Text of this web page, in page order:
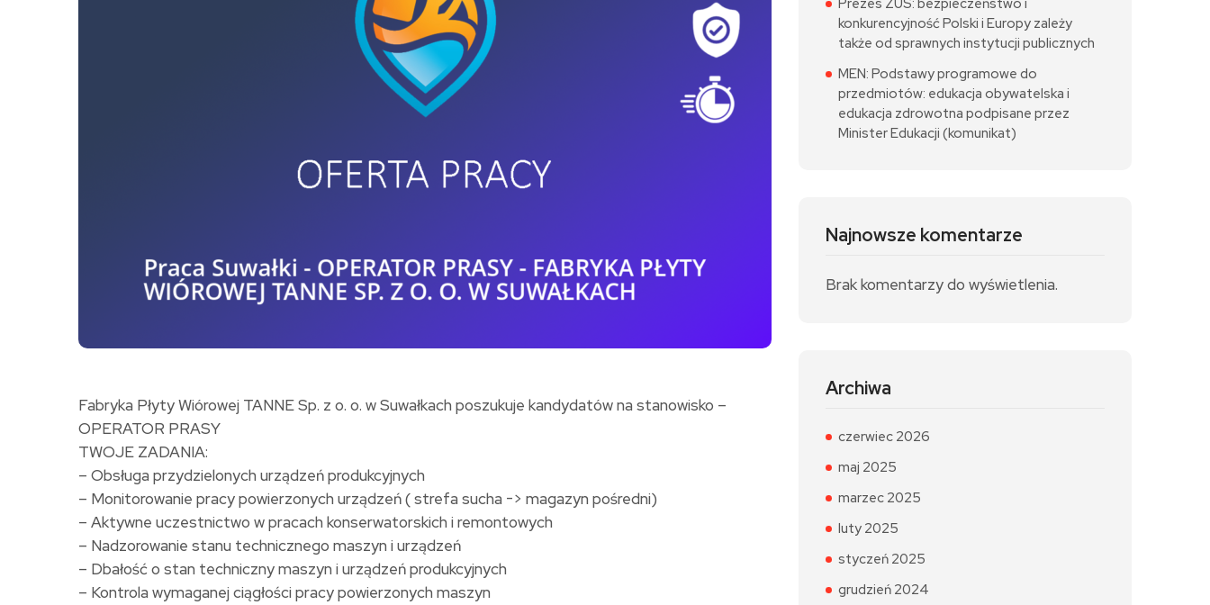
Fabryka Płyty Wiórowej TANNE Sp. z o. o. w Suwałkach poszukuje kandydatów na stanowisko –
OPERATOR PRASY
TWOJE ZADANIA:
– Obsługa przydzielonych urządzeń produkcyjnych
– Monitorowanie pracy powierzonych urządzeń ( strefa sucha -> magazyn pośredni)
– Aktywne uczestnictwo w pracach konserwatorskich i remontowych
– Nadzorowanie stanu technicznego maszyn i urządzeń
– Dbałość o stan techniczny maszyn i urządzeń produkcyjnych
– Kontrola wymaganej ciągłości pracy powierzonych maszyn
Prezes ZUS: bezpieczeństwo i
konkurencyjność Polski i Europy zależy
także od sprawnych instytucji publicznych
MEN: Podstawy programowe do
przedmiotów: edukacja obywatelska i
edukacja zdrowotna podpisane przez
Minister Edukacji (komunikat)
Najnowsze komentarze
Brak komentarzy do wyświetlenia.
Archiwa
czerwiec 2026
maj 2025
marzec 2025
luty 2025
styczeń 2025
grudzień 2024